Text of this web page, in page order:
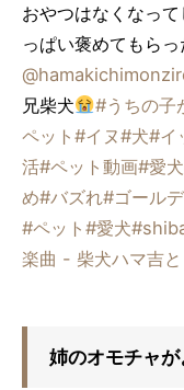
おやつはなくなっ
っぱい褒めてもらっ
兄柴犬
#うちの子
ペット #イヌ#犬#イ
活#ペット動画#愛
め#バズれ#ゴール
#ペット #愛犬
楽曲 - 柴犬ハマ吉
姉のオモチャ